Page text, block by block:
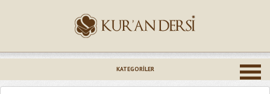
KATEGORILER